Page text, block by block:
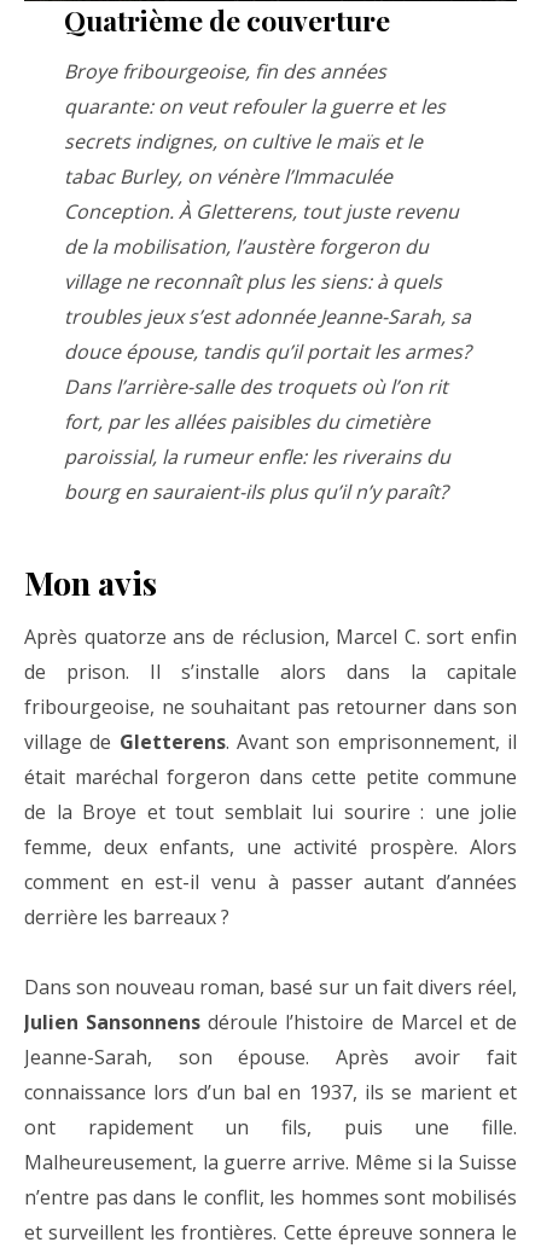
Quatrième de couverture
Broye fribourgeoise, fin des années
quarante: on veut refouler la guerre et les
secrets indignes, on cultive le maïs et le
tabac Burley, on vénère l’Immaculée
Conception. À Gletterens, tout juste revenu
de la mobilisation, l’austère forgeron du
village ne reconnaît plus les siens: à quels
troubles jeux s’est adonnée Jeanne-Sarah, sa
douce épouse, tandis qu’il portait les armes?
Dans l’arrière-salle des troquets où l’on rit
fort, par les allées paisibles du cimetière
paroissial, la rumeur enfle: les riverains du
bourg en sauraient-ils plus qu’il n’y paraît?
Mon avis
Après quatorze ans de réclusion, Marcel C. sort enfin
de prison. Il s’installe alors dans la capitale
fribourgeoise, ne souhaitant pas retourner dans son
village de Gletterens. Avant son emprisonnement, il
était maréchal forgeron dans cette petite commune
de la Broye et tout semblait lui sourire : une jolie
femme, deux enfants, une activité prospère. Alors
comment en est-il venu à passer autant d’années
derrière les barreaux ?
Dans son nouveau roman, basé sur un fait divers réel,
Julien Sansonnens déroule l’histoire de Marcel et de
Jeanne-Sarah, son épouse. Après avoir fait
connaissance lors d’un bal en 1937, ils se marient et
ont rapidement un fils, puis une fille.
Malheureusement, la guerre arrive. Même si la Suisse
n’entre pas dans le conflit, les hommes sont mobilisés
et surveillent les frontières. Cette épreuve sonnera le